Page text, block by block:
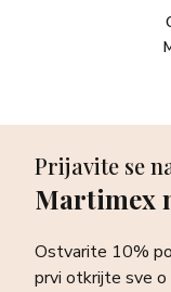
Newsletter
sve o najnovijim
ponudama te
Prijavite se
Martimex
Ostvarite 10%
prvi otkrijte sve o